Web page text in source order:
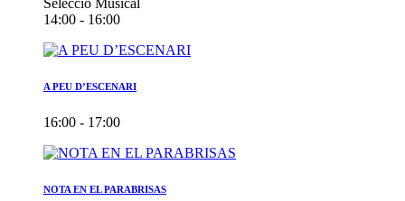
Selecció Musical
14:00 - 16:00
A PEU D’ESCENARI
16:00 - 17:00
NOTA EN EL PARABRISAS